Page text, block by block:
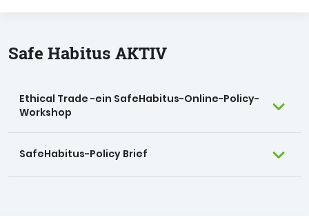
Safe Habitus AKTIV
Ethical Trade -ein SafeHabitus-Online-Policy-
Workshop
SafeHabitus-Policy Brief